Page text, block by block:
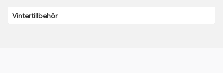
Vintertillbehör